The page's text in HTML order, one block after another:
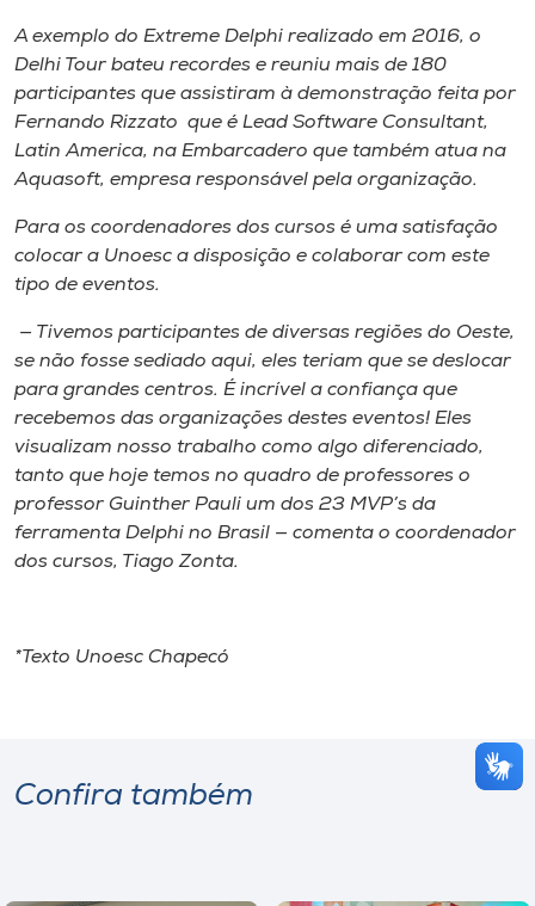
A exemplo do Extreme Delphi realizado em 2016, o
Delhi Tour bateu recordes e reuniu mais de 180
participantes que assistiram à demonstração feita por
Fernando Rizzato que é Lead Software Consultant,
Latin America, na Embarcadero que também atua na
Aquasoft, empresa responsável pela organização.
Para os coordenadores dos cursos é uma satisfação
colocar a Unoesc a disposição e colaborar com este
tipo de eventos.
— Tivemos participantes de diversas regiões do Oeste,
se não fosse sediado aqui, eles teriam que se deslocar
para grandes centros. É incrível a confiança que
recebemos das organizações destes eventos! Eles
visualizam nosso trabalho como algo diferenciado,
tanto que hoje temos no quadro de professores o
professor Guinther Pauli um dos 23 MVP’s da
ferramenta Delphi no Brasil — comenta o coordenador
dos cursos, Tiago Zonta.
*Texto Unoesc Chapecó
Confira também